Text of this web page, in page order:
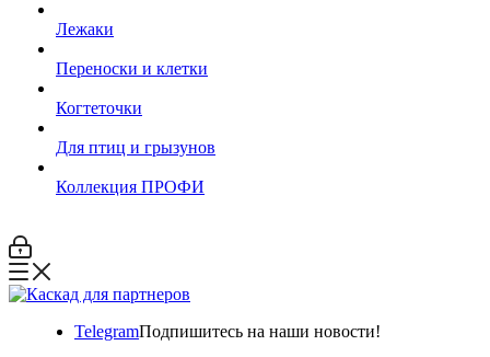
Лежаки
Переноски и клетки
Когтеточки
Для птиц и грызунов
Коллекция ПРОФИ
TelegramПодпишитесь на наши новости!